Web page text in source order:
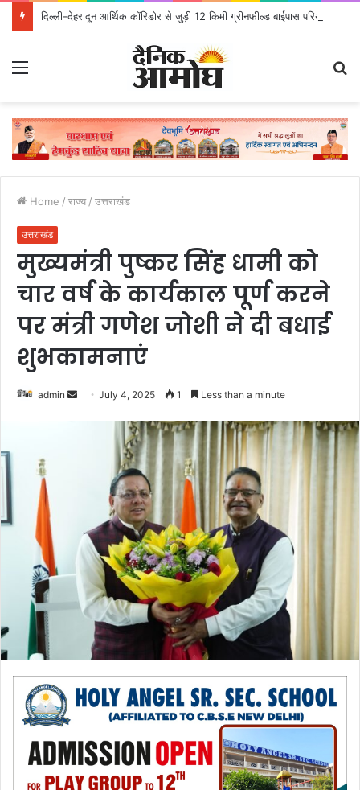
Home / राज्य / उत्तराखंड
उत्तराखंड
मुख्यमंत्री पुष्कर सिंह धामी को
चार वर्ष के कार्यकाल पूर्ण करने
पर मंत्री गणेश जोशी ने दी बधाई
शुभकामनाएं
admin
a
July 4, 2025 1 Less than a minute